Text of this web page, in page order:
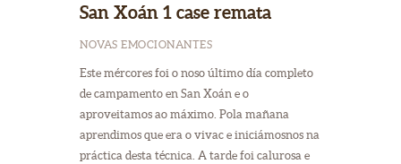
San Xoán 1 case remata
NOVAS EMOCIONANTES
Este mércores foi o noso último día completo
de campamento en San Xoán e o
aproveitamos ao máximo. Pola mañana
aprendimos que era o vivac e iniciámosnos na
práctica desta técnica. A tarde foi calurosa e